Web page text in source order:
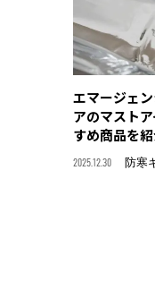
エマージェ
アのマスト
すめ商品を
2025.12.30 防寒